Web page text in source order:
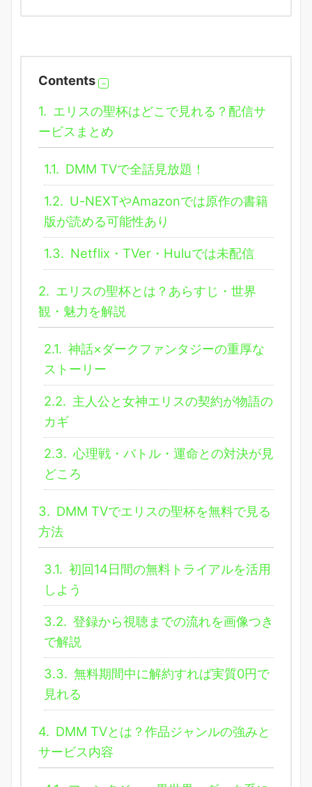
Contents
1. エリスの聖杯はどこで見れる？配信サ
ービスまとめ
1.1. DMM TVで全話見放題！
1.2. U-NEXTやAmazonでは原作の書籍
版が読める可能性あり
1.3. Netflix・TVer・Huluでは未配信
2. エリスの聖杯とは？あらすじ・世界
観・魅力を解説
2.1. 神話×ダークファンタジーの重厚な
ストーリー
2.2. 主人公と女神エリスの契約が物語の
カギ
2.3. 心理戦・バトル・運命との対決が見
どころ
3. DMM TVでエリスの聖杯を無料で見る
方法
3.1. 初回14日間の無料トライアルを活用
しよう
3.2. 登録から視聴までの流れを画像つき
で解説
3.3. 無料期間中に解約すれば実質0円で
見れる
4. DMM TVとは？作品ジャンルの強みと
サービス内容